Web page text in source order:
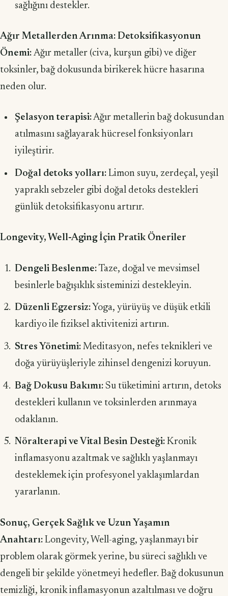
sağlığını destekler.
Ağır Metallerden Arınma: Detoksifikasyonun
Önemi: Ağır metaller (civa, kurşun gibi) ve diğer
toksinler, bağ dokusunda birikerek hücre hasarına
neden olur.
Şelasyon terapisi:Ağır metallerin bağ dokusundan
atılmasını sağlayarak hücresel fonksiyonları
iyileştirir.
Doğal detoks yolları: Limon suyu, zerdeçal, yeşil
yapraklı sebzeler gibi doğal detoks destekleri
günlük detoksifikasyonu artırır.
Longevity, Well-Aging İçin Pratik Öneriler
Dengeli Beslenme: Taze, doğal ve mevsimsel
besinlerle bağışıklık sisteminizi destekleyin.
Düzenli Egzersiz: Yoga, yürüyüş ve düşük etkili
kardiyo ile fiziksel aktivitenizi artırın.
Stres Yönetimi: Meditasyon, nefes teknikleri ve
doğa yürüyüşleriyle zihinsel dengenizi koruyun.
Bağ Dokusu Bakımı: Su tüketimini artırın, detoks
destekleri kullanın ve toksinlerden arınmaya
odaklanın.
Nöralterapi ve Vital Besin Desteği: Kronik
inflamasyonu azaltmak ve sağlıklı yaşlanmayı
desteklemek için profesyonel yaklaşımlardan
yararlanın.
Sonuç, Gerçek Sağlık ve Uzun Yaşamın
Anahtarı: Longevity, Well-aging, yaşlanmayı bir
problem olarak görmek yerine, bu süreci sağlıklı ve
dengeli bir şekilde yönetmeyi hedefler. Bağ dokusunun
temizliği, kronik inflamasyonun azaltılması ve doğru